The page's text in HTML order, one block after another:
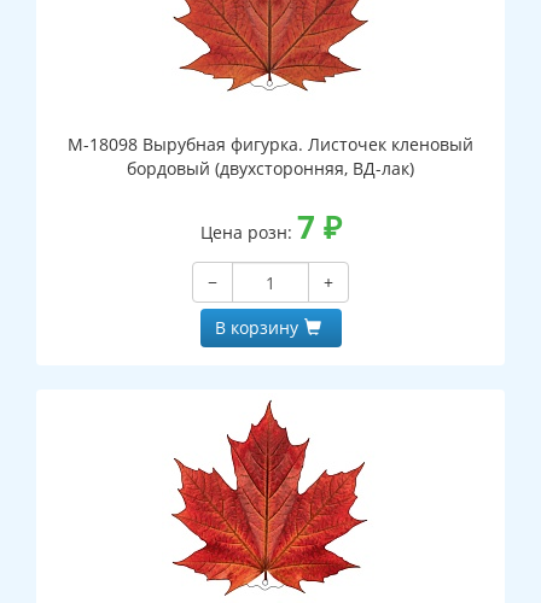
М-18098 Вырубная фигурка. Листочек кленовый
бордовый (двухсторонняя, ВД-лак)
Цена розн: 7 ₽
−
+
В корзину